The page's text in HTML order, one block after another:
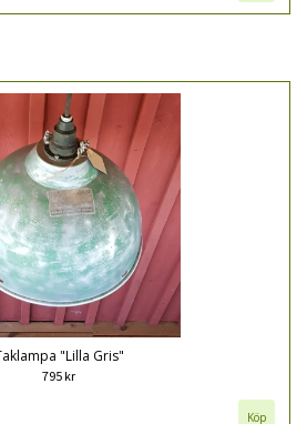
"Lilla Gris"
795 kr